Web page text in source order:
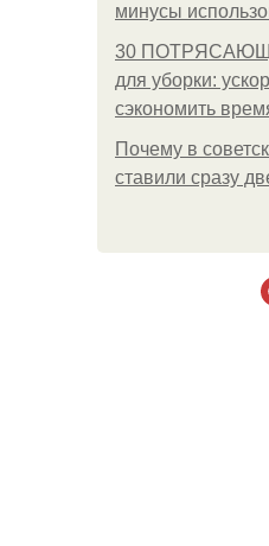
минусы
30
для уборки:
сэкономить
Почему в
ставили сразу